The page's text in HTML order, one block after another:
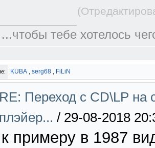
...чтобы тебе хотелось
KUBA , serg68 , FiLiN
RE: Переход с CD\LP на
плэйер... / 29-08-2018
к примеру в 1987